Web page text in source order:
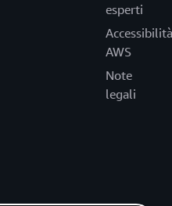
esperti
Accessibilità
AWS
Note
legali